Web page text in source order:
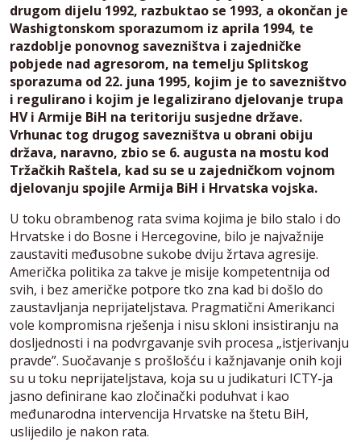
drugom dijelu 1992, razbuktao se 1993, a okončan je
Washigtonskom sporazumom iz aprila 1994, te
razdoblje ponovnog savezništva i zajedničke
pobjede nad agresorom, na temelju Splitskog
sporazuma od 22. juna 1995, kojim je to savezništvo
i regulirano i kojim je legalizirano djelovanje trupa
HV i Armije BiH na teritoriju susjedne države.
Vrhunac tog drugog savezništva u obrani obiju
država, naravno, zbio se 6. augusta na mostu kod
Tržačkih Raštela, kad su se u zajedničkom vojnom
djelovanju spojile Armija BiH i Hrvatska vojska.
U toku obrambenog rata svima kojima je bilo stalo i do
Hrvatske i do Bosne i Hercegovine, bilo je najvažnije
zaustaviti međusobne sukobe dviju žrtava agresije.
Američka politika za takve je misije kompetentnija od
svih, i bez američke potpore tko zna kad bi došlo do
zaustavljanja neprijateljstava. Pragmatični Amerikanci
vole kompromisna rješenja i nisu skloni insistiranju na
dosljednosti i na podvrgavanje svih procesa „istjerivanju
pravde”. Suočavanje s prošlošću i kažnjavanje onih koji
su u toku neprijateljstava, koja su u judikaturi ICTY-ja
jasno definirane kao zločinački poduhvat i kao
međunarodna intervencija Hrvatske na štetu BiH,
uslijedilo je nakon rata.